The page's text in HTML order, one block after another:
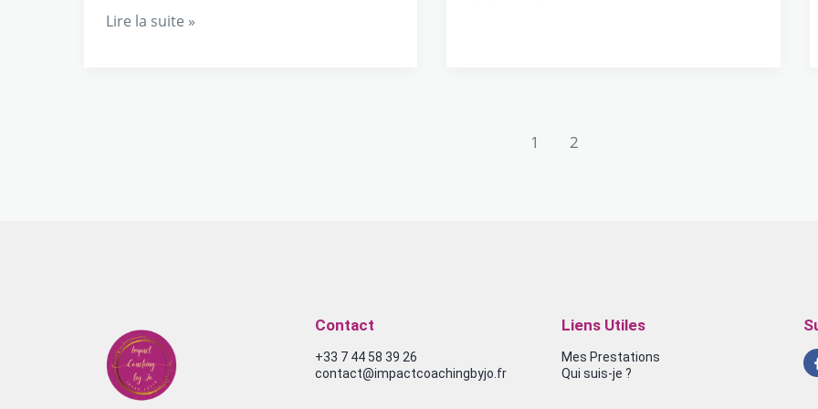
Lire la suite »
1 2
Contact
+33 7 44 58 39 26
contact@impactcoachingbyjo.fr
Liens Utiles
Mes Prestations
Qui suis-je ?